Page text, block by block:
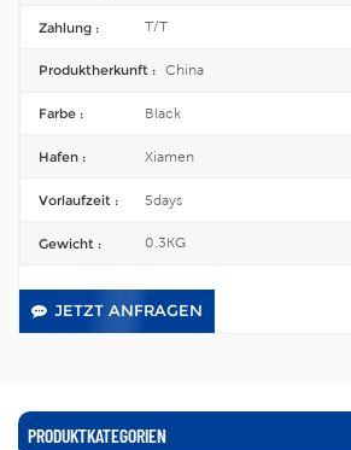
Zahlung : T/T
Produktherkunft : China
Farbe : Black
Hafen : Xiamen
Vorlaufzeit : 5days
Gewicht : 0.3KG
JETZT ANFRAGEN
PRODUKTKATEGORIEN